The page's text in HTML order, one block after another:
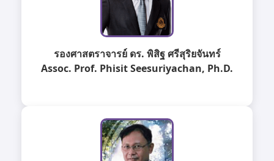
รองศาสตราจารย์ ดร. พิสิฐ ศรีสุริยจันทร์
Assoc. Prof. Phisit Seesuriyachan, Ph.D.